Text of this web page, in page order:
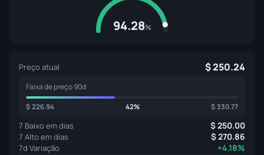
94.28%
Preço atual 250.24
Faixa de preço 90d
226.94 42% 330.77
7 Baixo em dias 250.00
7 Alto em dias 270.86
7d Variação +4.18%